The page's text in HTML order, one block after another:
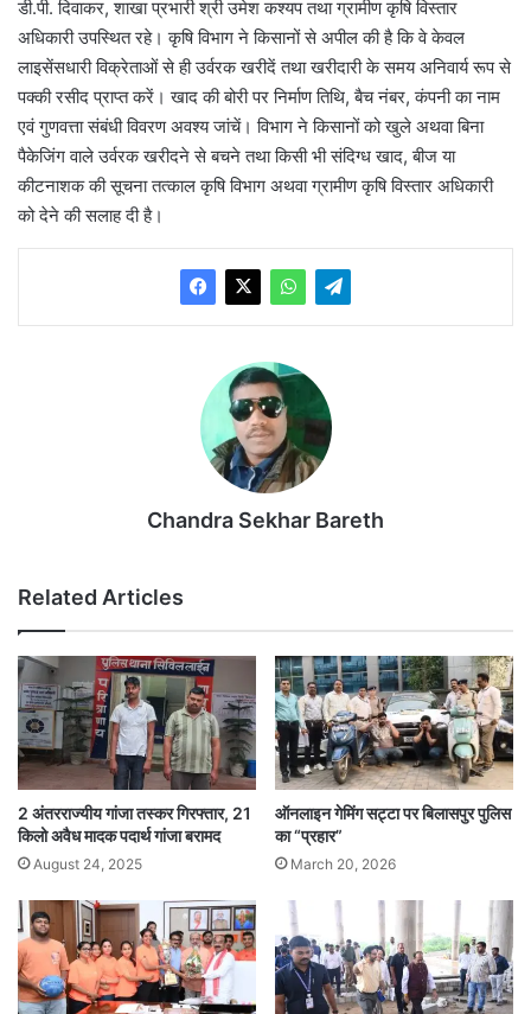
डी.पी. दिवाकर, शाखा प्रभारी श्री उमेश कश्यप तथा ग्रामीण कृषि विस्तार
अधिकारी उपस्थित रहे। कृषि विभाग ने किसानों से अपील की है कि वे केवल
लाइसेंसधारी विक्रेताओं से ही उर्वरक खरीदें तथा खरीदारी के समय अनिवार्य रूप से
पक्की रसीद प्राप्त करें। खाद की बोरी पर निर्माण तिथि, बैच नंबर, कंपनी का नाम
एवं गुणवत्ता संबंधी विवरण अवश्य जांचें। विभाग ने किसानों को खुले अथवा बिना
पैकेजिंग वाले उर्वरक खरीदने से बचने तथा किसी भी संदिग्ध खाद, बीज या
कीटनाशक की सूचना तत्काल कृषि विभाग अथवा ग्रामीण कृषि विस्तार अधिकारी
को देने की सलाह दी है।
Chandra Sekhar Bareth
Related Articles
2 अंतरराज्यीय गांजा तस्कर गिरफ्तार, 21
किलो अवैध मादक पदार्थ गांजा बरामद
August 24, 2025
ऑनलाइन गेमिंग सट्टा पर बिलासपुर पुलिस
का “प्रहार”
March 20, 2026